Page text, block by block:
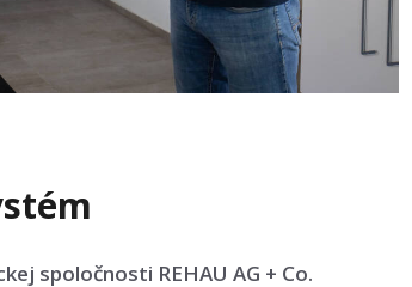
spoločnosti REHAU AG + Co.